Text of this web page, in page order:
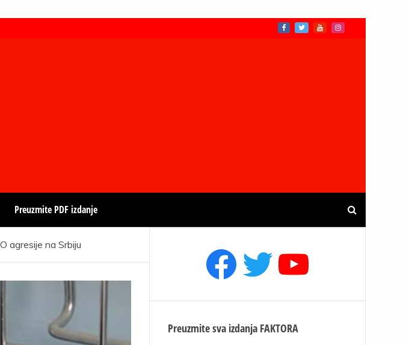
Preuzmite PDF izdanje
agresije na Srbiju Facebook
TwitterYouTube
Preuzmite sva izdanja FAKTORA